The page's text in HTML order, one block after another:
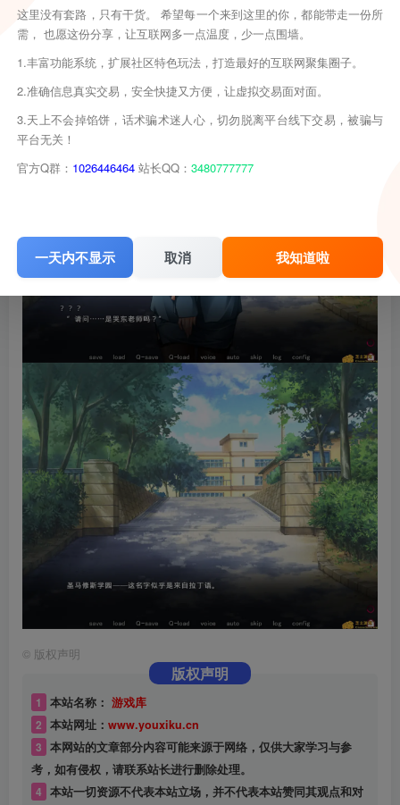
© 版权声明
版权声明
1 本站名称： 游戏库
2 本站网址： www.youxiku.cn
3 本网站的文章部分内容可能来源于网络，仅供大家学习与参
考，如有侵权，请联系站长进行删除处理。
4 本站一切资源不代表本站立场，并不代表本站赞同其观点和对
这里没有套路，只有干货。 希望每一个来到这里的你，都能带走一份所
需， 也愿这份分享，让互联网多一点温度，少一点围墙。
1.丰富功能系统，扩展社区特色玩法，打造最好的互联网聚集圈子。
2.准确信息真实交易，安全快捷又方便，让虚拟交易面对面。
3.天上不会掉馅饼，话术骗术迷人心，切勿脱离平台线下交易，被骗与
平台无关！
官方Q群： 1026446464 站长QQ： 3480777777
一天内不显示 取消 我知道啦